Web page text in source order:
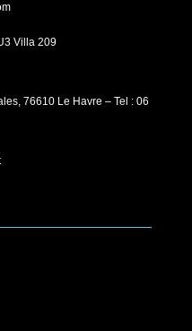
Villa 209
76610 Le Havre – Tel : 06